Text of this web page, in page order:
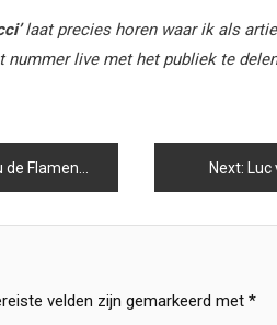
laat precies horen waar ik als
live met het publiek te
2.0 Next:
velden zijn gemarkeerd met *